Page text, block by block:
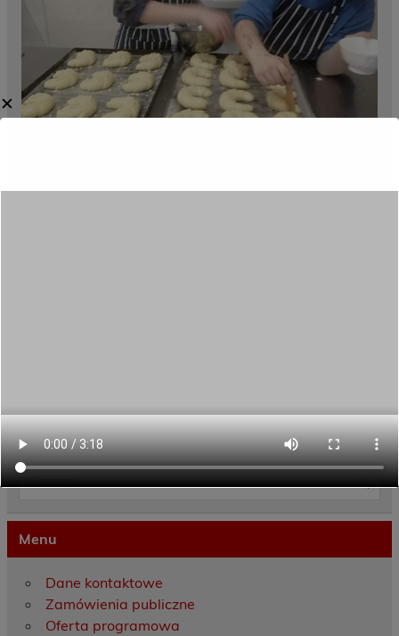
Menu
Dane kontaktowe
Zamówienia publiczne
Oferta programowa
✕